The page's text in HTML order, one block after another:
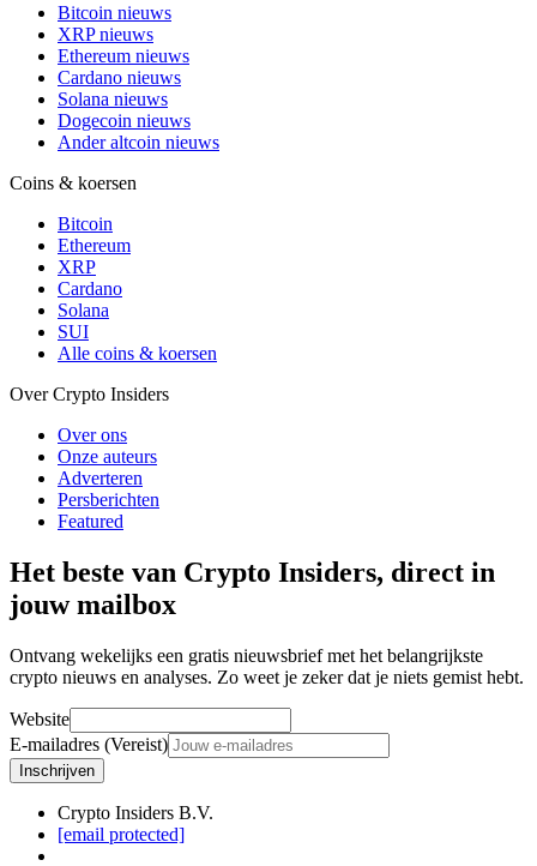
Bitcoin nieuws
XRP nieuws
Ethereum nieuws
Cardano nieuws
Solana nieuws
Dogecoin nieuws
Ander altcoin nieuws
Coins & koersen
Bitcoin
Ethereum
XRP
Cardano
Solana
SUI
Alle coins & koersen
Over Crypto Insiders
Over ons
Onze auteurs
Adverteren
Persberichten
Featured
Het beste van Crypto Insiders, direct in
jouw mailbox
Ontvang wekelijks een gratis nieuwsbrief met het belangrijkste
crypto nieuws en analyses. Zo weet je zeker dat je niets gemist hebt.
Website
E-mailadres (Vereist)
Inschrijven
Crypto Insiders B.V.
[email protected]